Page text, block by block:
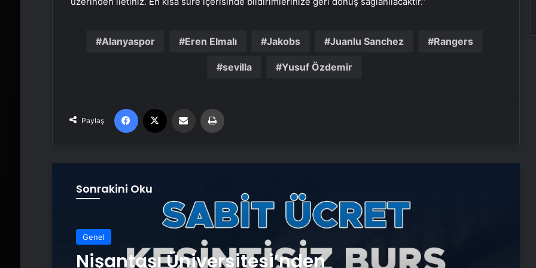
Alanyaspor Eren Elmalı Jakobs Juanlu Sanchez Rangers
sevilla Yusuf Özdemir
Paylaş
Facebook Email'den paylaş
Sonrakini Oku
Genel
Nişantaşı Üniversitesi’nden
Nişantaşı Üniversitesi’nden 2026 YKS
Dijital Taşımacılık Yazılımı
T Çekmeli Sıvı Sabunluk
Ryzen vds